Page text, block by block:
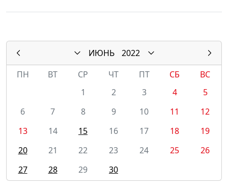
ИЮНЬ
2022
ПН
ВТ СР ЧТ ПТ СБ
ВС
1
2 3 4
5
6
7 8 9 10 11
12
13
14 15 16 17 18
19
20
21 22 23 24 25
26
27
28 29 30